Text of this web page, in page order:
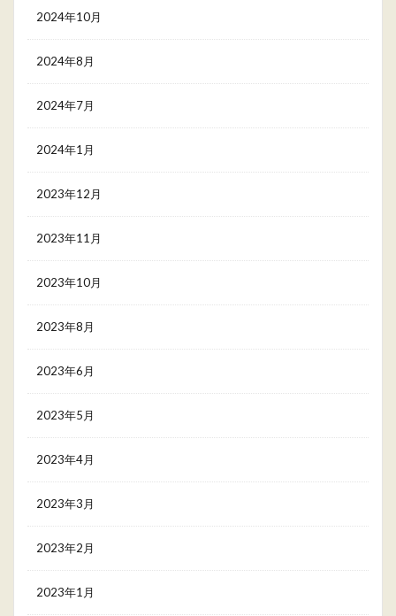
2024年10月
2024年8月
2024年7月
2024年1月
2023年12月
2023年11月
2023年10月
2023年8月
2023年6月
2023年5月
2023年4月
2023年3月
2023年2月
2023年1月